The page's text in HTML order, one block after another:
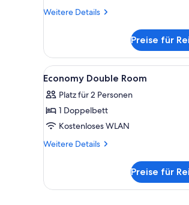
Weitere Details
Weitere
Terrasse
Preise für
Alle
Fotos
für
Economy
Double
Room
Ein
30
Economy Double Room
Platz für 2 Personen
1 Doppelbett
Kostenloses WLAN
Weitere Details
Weitere
Double
Preise für